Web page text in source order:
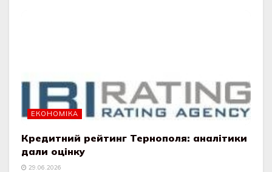
ЕКОНОМІКА
Кредитний рейтинг Тернополя: аналітики
дали оцінку
29.06.2026